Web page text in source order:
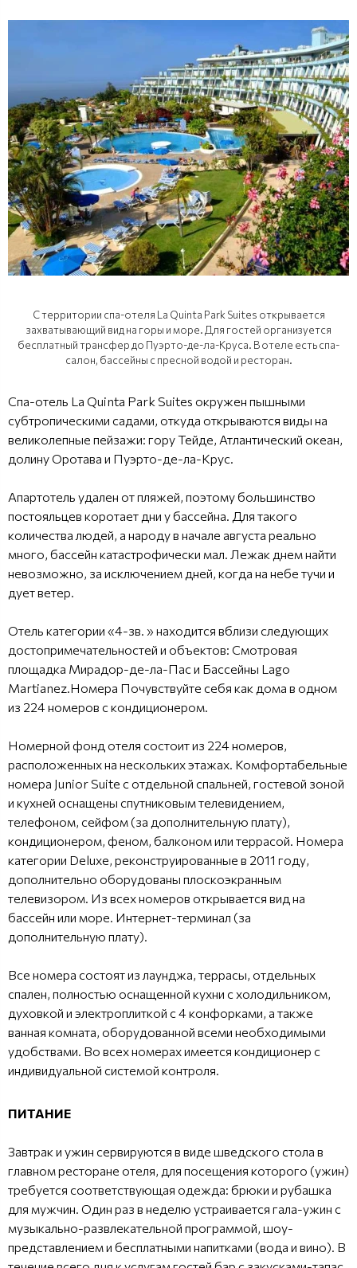
С территории спа-отеля La Quinta Park Suites открывается
захватывающий вид на горы и море. Для гостей организуется
бесплатный трансфер до Пуэрто-де-ла-Круса. В отеле есть спа-
салон, бассейны с пресной водой и ресторан.
Спа-отель La Quinta Park Suites окружен пышными
субтропическими садами, откуда открываются виды на
великолепные пейзажи: гору Тейде, Атлантический океан,
долину Оротава и Пуэрто-де-ла-Крус.
Апартотель удален от пляжей, поэтому большинство
постояльцев коротает дни у бассейна. Для такого
количества людей, а народу в начале августа реально
много, бассейн катастрофически мал. Лежак днем найти
невозможно, за исключением дней, когда на небе тучи и
дует ветер.
Отель категории «4-зв. » находится вблизи следующих
достопримечательностей и объектов: Смотровая
площадка Мирадор-де-ла-Пас и Бассейны Lago
Martianez.Номера Почувствуйте себя как дома в одном
из 224 номеров с кондиционером.
Номерной фонд отеля состоит из 224 номеров,
расположенных на нескольких этажах. Комфортабельные
номера Junior Suite с отдельной спальней, гостевой зоной
и кухней оснащены спутниковым телевидением,
телефоном, сейфом (за дополнительную плату),
кондиционером, феном, балконом или террасой. Номера
категории Deluxe, реконструированные в 2011 году,
дополнительно оборудованы плоскоэкранным
телевизором. Из всех номеров открывается вид на
бассейн или море. Интернет-терминал (за
дополнительную плату).
Все номера состоят из лаунджа, террасы, отдельных
спален, полностью оснащенной кухни с холодильником,
духовкой и электроплиткой с 4 конфорками, а также
ванная комната, оборудованной всеми необходимыми
удобствами. Во всех номерах имеется кондиционер с
индивидуальной системой контроля.
ПИТАНИЕ
Завтрак и ужин сервируются в виде шведского стола в
главном ресторане отеля, для посещения которого (ужин)
требуется соответствующая одежда: брюки и рубашка
для мужчин. Один раз в неделю устраивается гала-ужин с
музыкально-развлекательной программой, шоу-
представлением и бесплатными напитками (вода и вино). В